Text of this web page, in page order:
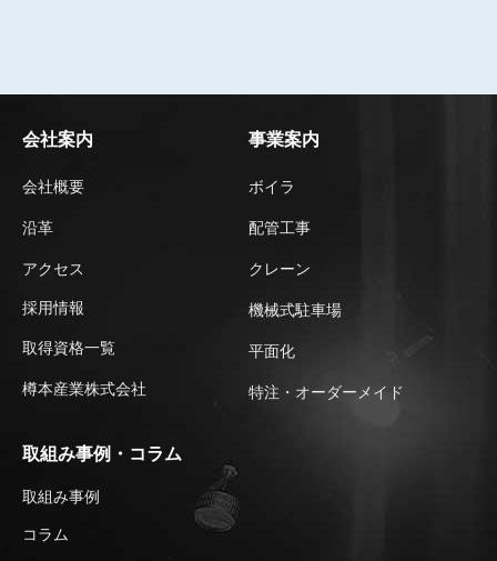
会社案内
会社概要
沿革
アクセス
採用情報
取得資格一覧
樽本産業株式会社
事業案内
ボイラ
配管工事
クレーン
機械式駐車場
平⾯化
特注・オーダーメイド
取組み事例・コラム
取組み事例
コラム